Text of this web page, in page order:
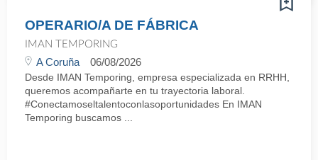
OPERARIO/A DE FÁBRICA
IMAN TEMPORING
A Coruña 06/08/2026
Desde IMAN Temporing, empresa especializada en RRHH,
queremos acompañarte en tu trayectoria laboral.
#Conectamoseltalentoconlasoportunidades En IMAN
Temporing buscamos ...